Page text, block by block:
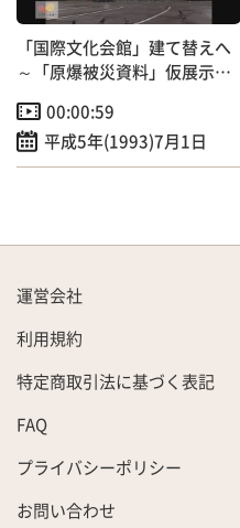
「国際文化会館」建て替えへ
～「原爆被災資料」仮展示場
00:00:59
平成5年(1993)7月1日
運営会社
利用規約
特定商取引法に基づく表記
FAQ
プライバシーポリシー
お問い合わせ